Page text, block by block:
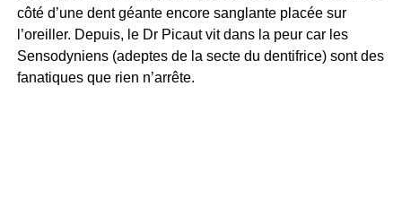
côté d’une dent géante encore sanglante placée sur
l’oreiller. Depuis, le Dr Picaut vit dans la peur car les
Sensodyniens (adeptes de la secte du dentifrice) sont des
fanatiques que rien n’arrête.